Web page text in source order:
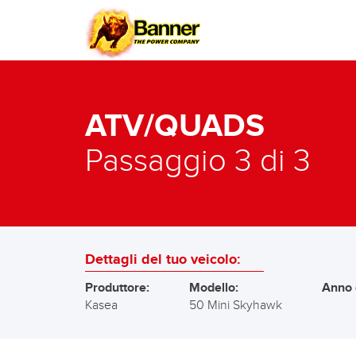
ATV/QUADS
Passaggio 3 di 3
Dettagli del tuo veicolo:
Produttore:
Kasea
Modello:
50 Mini Skyhawk
Anno